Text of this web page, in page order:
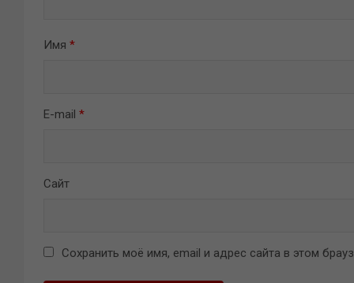
Имя *
E-mail *
Сайт
Сохранить моё имя, email и адрес сайта в этом